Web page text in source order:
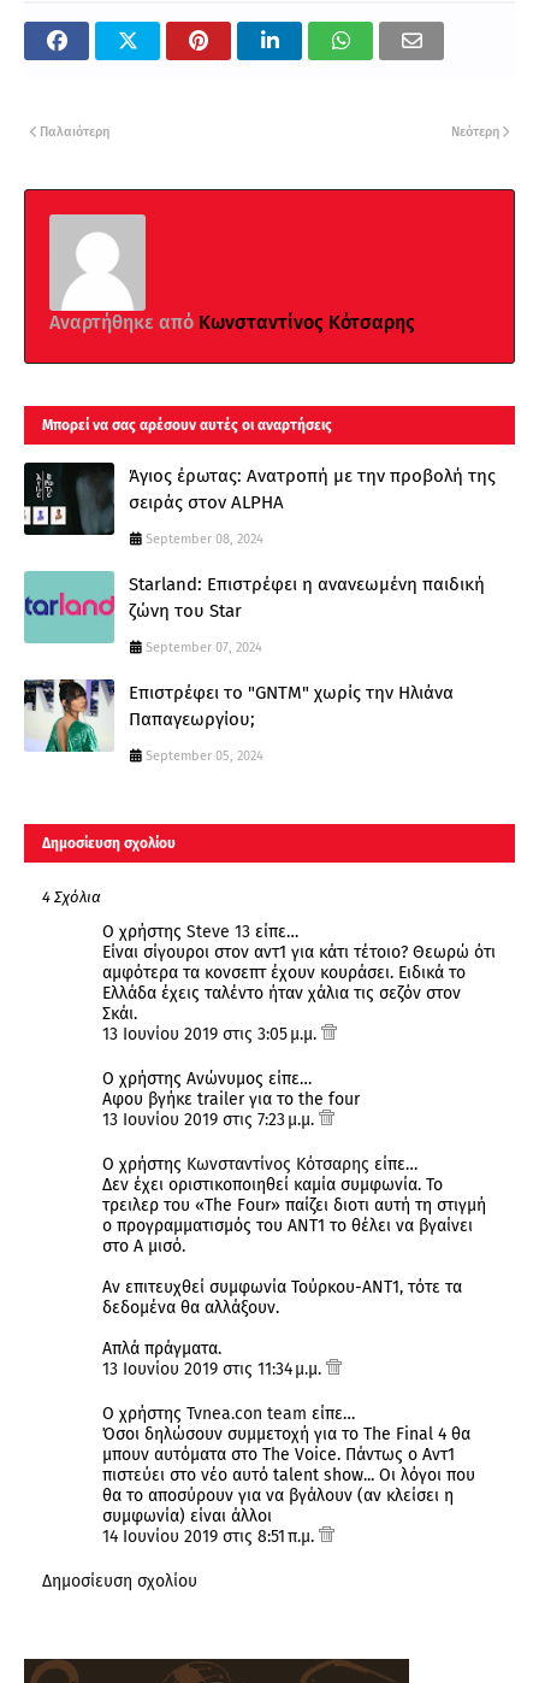
Νεότερη
Παλαιότερη
Αναρτήθηκε από Κωνσταντίνος Κότσαρης
Μπορεί να σας αρέσουν αυτές οι αναρτήσεις
Άγιος έρωτας: Ανατροπή με την προβολή της
σειράς στον ALPHA
September 08, 2024
Starland: Επιστρέφει η ανανεωμένη παιδική
ζώνη του Star
September 07, 2024
Επιστρέφει το "GNTM" χωρίς την Ηλιάνα
Παπαγεωργίου;
September 05, 2024
Δημοσίευση σχολίου
4 Σχόλια
Ο χρήστης Steve 13 είπε…
Είναι σίγουροι στον αντ1 για κάτι τέτοιο? Θεωρώ ότι
αμφότερα τα κονσεπτ έχουν κουράσει. Ειδικά το
Ελλάδα έχεις ταλέντο ήταν χάλια τις σεζόν στον
Σκάι.
13 Ιουνίου 2019 στις 3:05 μ.μ.
Ο χρήστης Ανώνυμος είπε…
Αφου βγήκε trailer για το the four
13 Ιουνίου 2019 στις 7:23 μ.μ.
Ο χρήστης Κωνσταντίνος Κότσαρης είπε…
Δεν έχει οριστικοποιηθεί καμία συμφωνία. Το
τρειλερ του «The Four» παίζει διοτι αυτή τη στιγμή
ο προγραμματισμός του ΑΝΤ1 το θέλει να βγαίνει
στο Α μισό.
Αν επιτευχθεί συμφωνία Τούρκου-ΑΝΤ1, τότε τα
δεδομένα θα αλλάξουν.
Απλά πράγματα.
13 Ιουνίου 2019 στις 11:34 μ.μ.
Ο χρήστης Tvnea.con team είπε…
Όσοι δηλώσουν συμμετοχή για το The Final 4 θα
μπουν αυτόματα στο The Voice. Πάντως ο Αντ1
πιστεύει στο νέο αυτό talent show... Οι λόγοι που
θα το αποσύρουν για να βγάλουν (αν κλείσει η
συμφωνία) είναι άλλοι
14 Ιουνίου 2019 στις 8:51 π.μ.
Δημοσίευση σχολίου